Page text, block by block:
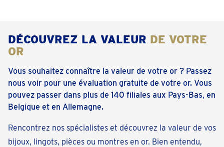
DÉCOUVREZ LA VALEUR DE VOTRE
OR
Vous souhaitez connaître la valeur de votre or ? Passez
nous voir pour une évaluation gratuite de votre or. Vous
pouvez passer dans plus de 140 filiales aux Pays-Bas, en
Belgique et en Allemagne.
Rencontrez nos spécialistes et découvrez la valeur de vos
bijoux, lingots, pièces ou montres en or. Bien entendu,